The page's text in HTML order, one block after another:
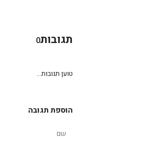
תגובות0
טוען תגובות...
הוספת תגובה